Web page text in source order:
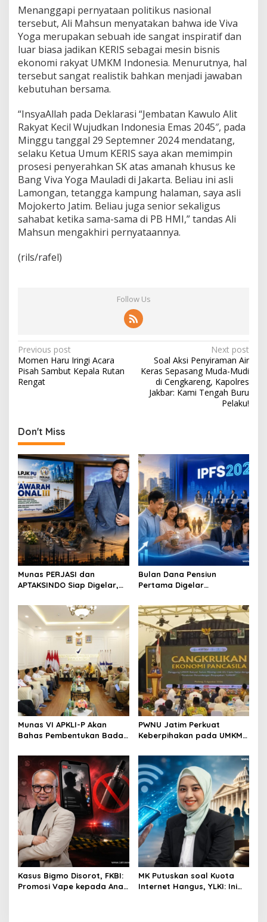
M
a
h
s
u
n
:
S
n
a
t
n
s
p
i
r
a
Menanggapi pernyataan politikus nasional
tersebut, Ali Mahsun menyatakan bahwa ide Viva
Yoga merupakan sebuah ide sangat inspiratif dan
luar biasa jadikan KERIS sebagai mesin bisnis
ekonomi rakyat UMKM Indonesia. Menurutnya, hal
tersebut sangat realistik bahkan menjadi jawaban
kebutuhan bersama.
“InsyaAllah pada Deklarasi “Jembatan Kawulo Alit
Rakyat Kecil Wujudkan Indonesia Emas 2045″, pada
Minggu tanggal 29 Septemner 2024 mendatang,
selaku Ketua Umum KERIS saya akan memimpin
prosesi penyerahkan SK atas amanah khusus ke
Bang Viva Yoga Mauladi di Jakarta. Beliau ini asli
Lamongan, tetangga kampung halaman, saya asli
Mojokerto Jatim. Beliau juga senior sekaligus
sahabat ketika sama-sama di PB HMI,” tandas Ali
Mahsun mengakhiri pernyataannya.
(rils/rafel)
Follow Us
P
o
s
a
v
i
g
a
t
i
o
n
Previous post
Momen Haru Iringi Acara
Pisah Sambut Kepala Rutan
Rengat
Next post
Soal Aksi Penyiraman Air
Keras Sepasang Muda-Mudi
di Cengkareng, Kapolres
Jakbar: Kami Tengah Buru
Pelaku!
Don't Miss
Munas PERJASI dan
APTAKSINDO Siap Digelar,
Revisi AD/ART
Bulan Dana Pensiun
Pertama Digelar
Perkuat Ekosistem Pensiun
Berkelanjutan
Munas VI APKLI-P Akan
Bahas Pembentukan Badan
Dinilai Penting Hadapi
Bonus Demografi
PWNU Jatim Perkuat
Keberpihakan pada UMKM
Kasus Bigmo Disorot, FKBI:
Promosi Vape kepada Anak
MK Putuskan soal Kuota
Internet Hangus, YLKI: Ini